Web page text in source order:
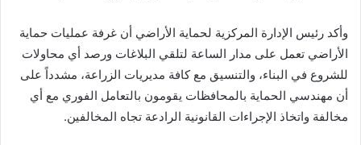
وأكد رئيس الإدارة المركزية لحماية الأراضي أن غرفة عمليات حماية
الأراضي تعمل على مدار الساعة لتلقي البلاغات ورصد أي محاولات
للشروع في البناء، والتنسيق مع كافة مديريات الزراعة، مشدداً على
أن مهندسي الحماية بالمحافظات يقومون بالتعامل الفوري مع أي
مخالفة واتخاذ الإجراءات القانونية الرادعة تجاه المخالفين.